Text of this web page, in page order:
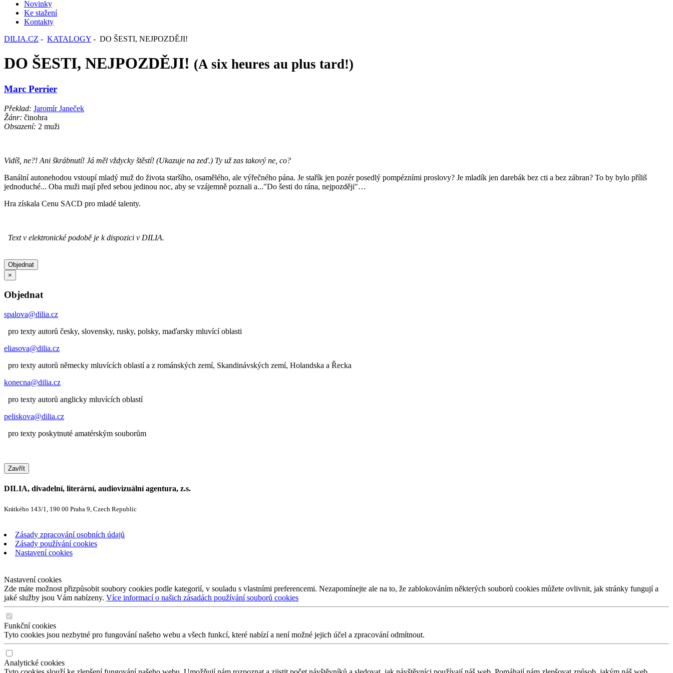
Novinky
Ke stažení
Kontakty
DILIA.CZ - KATALOGY - DO ŠESTI, NEJPOZDĚJI!
DO ŠESTI, NEJPOZDĚJI! (A six heures au plus tard!)
Marc Perrier
Překlad: Jaromír Janeček
Žánr: činohra
Obsazení: 2 muži
Vidíš, ne?! Ani škrábnutí! Já měl vždycky štěstí! (Ukazuje na zeď.) Ty už zas takový ne, co?
Banální autonehodou vstoupí mladý muž do života staršího, osamělého, ale výřečného pána. Je stařík jen pozér posedlý pompézními proslovy? Je mladík jen darebák bez cti a bez zábran? To by bylo příliš
jednoduché... Oba muži mají před sebou jedinou noc, aby se vzájemně poznali a..."Do šesti do rána, nejpozději"…
Hra získala Cenu SACD pro mladé talenty.
Text v elektronické podobě je k dispozici v DILIA.
Objednat
×
Objednat
spalova@dilia.cz
pro texty autorů česky, slovensky, rusky, polsky, maďarsky mluvící oblasti
eliasova@dilia.cz
pro texty autorů německy mluvících oblastí a z románských zemí, Skandinávských zemí, Holandska a Řecka
konecna@dilia.cz
pro texty autorů anglicky mluvících oblastí
peliskova@dilia.cz
pro texty poskytnuté amatérským souborům
Zavřít
DILIA, divadelní, literární, audiovizuální agentura, z.s.
Krátkého 143/1, 190 00 Praha 9, Czech Republic
Zásady zpracování osobních údajů
Zásady používání cookies
Nastavení cookies
Nastavení cookies
Zde máte možnost přizpůsobit soubory cookies podle kategorií, v souladu s vlastními preferencemi. Nezapomínejte ale na to, že zablokováním některých souborů cookies můžete ovlivnit, jak stránky fungují a
jaké služby jsou Vám nabízeny. Více informací o našich zásadách používání souborů cookies
Funkční cookies
Tyto cookies jsou nezbytné pro fungování našeho webu a všech funkcí, které nabízí a není možné jejich účel a zpracování odmítnout.
Analytické cookies